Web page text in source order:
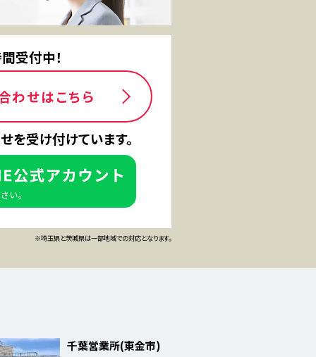
受付中！
わせはこちら
受け付けています。
※埼玉県と茨城県は一部地域での対応となります。
千葉営業所(東金市)